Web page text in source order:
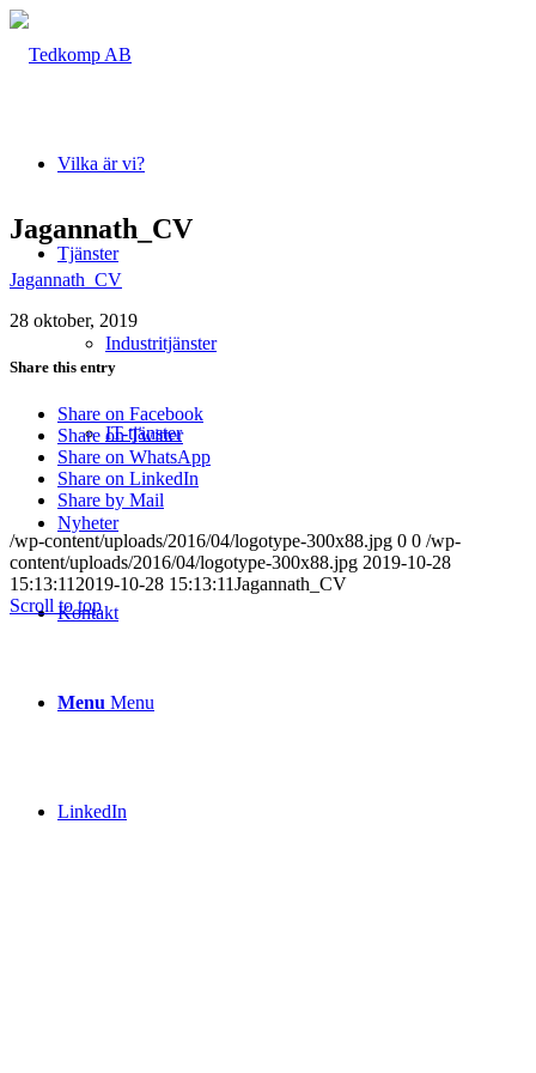
Vilka är vi?
Tjänster
Industritjänster
IT-tjänster
Nyheter
Kontakt
Menu Menu
LinkedIn
Jagannath_CV
Jagannath_CV
28 oktober, 2019
Share this entry
Share on Facebook
Share on Twitter
Share on WhatsApp
Share on LinkedIn
Share by Mail
/wp-content/uploads/2016/04/logotype-300x88.jpg 0 0 /wp-
content/uploads/2016/04/logotype-300x88.jpg 2019-10-28
15:13:11 2019-10-28 15:13:11Jagannath_CV
Scroll to top